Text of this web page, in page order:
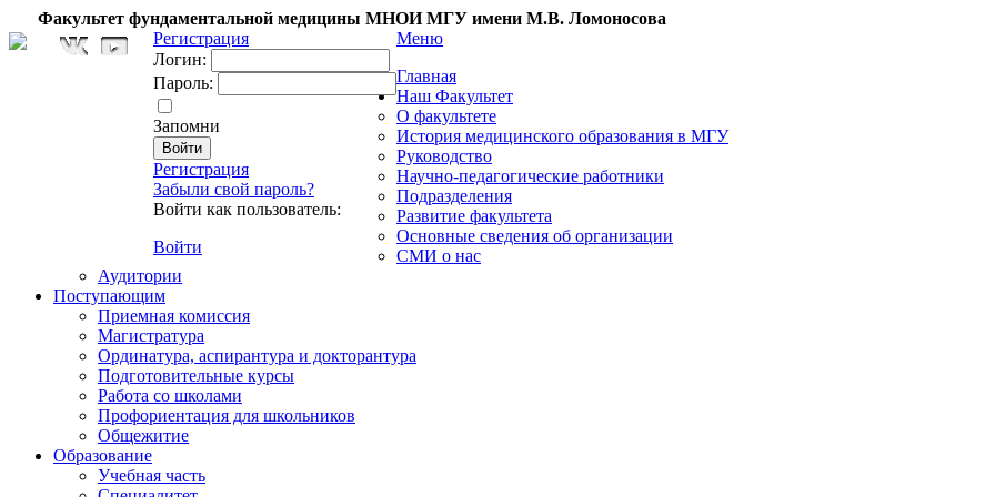
Факультет фундаментальной медицины МНОИ МГУ имени М.В. Ломоносова
Регистрация
Логин:
Пароль:
Запомни
Регистрация
Забыли свой пароль?
Войти как пользователь:
Войти
Меню
Главная
Наш Факультет
О факультете
История медицинского образования в МГУ
Руководство
Научно-педагогические работники
Подразделения
Развитие факультета
Основные сведения об организации
СМИ о нас
Аудитории
Поступающим
Приемная комиссия
Магистратура
Ординатура, аспирантура и докторантура
Подготовительные курсы
Работа со школами
Профориентация для школьников
Общежитие
Образование
Учебная часть